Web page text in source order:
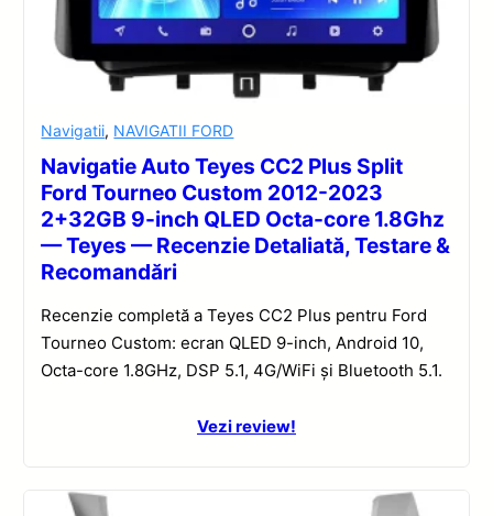
Navigatii, NAVIGATII FORD
Navigatie Auto Teyes CC2 Plus Split
Ford Tourneo Custom 2012-2023
2+32GB 9-inch QLED Octa-core 1.8Ghz
— Teyes — Recenzie Detaliată, Testare &
Recomandări
Recenzie completă a Teyes CC2 Plus pentru Ford
Tourneo Custom: ecran QLED 9-inch, Android 10,
Octa-core 1.8GHz, DSP 5.1, 4G/WiFi și Bluetooth 5.1.
Vezi review!